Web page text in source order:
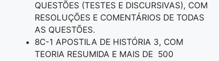
QUESTÕES (TESTES E DISCURSIVAS), COM
RESOLUÇÕES E COMENTÁRIOS DE TODAS
AS QUESTÕES.
8C-1 APOSTILA DE HISTÓRIA 3, COM
TEORIA RESUMIDA E MAIS DE 500